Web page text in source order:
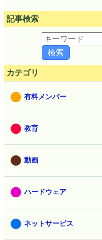
記事検索
カテゴリ
有料メンバー
教育
動画
ハードウェア
ネットサービス